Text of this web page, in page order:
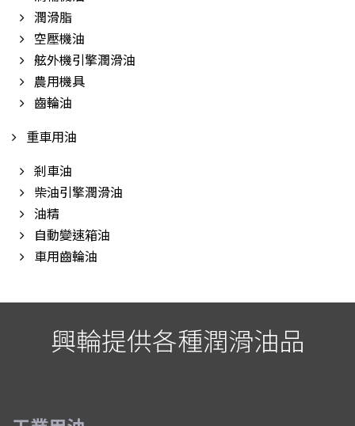
潤滑脂
空壓機油
舷外機引擎潤滑油
農用機具
齒輪油
重車用油
剎車油
柴油引擎潤滑油
油精
自動變速箱油
車用齒輪油
興輪提供各種潤滑油品